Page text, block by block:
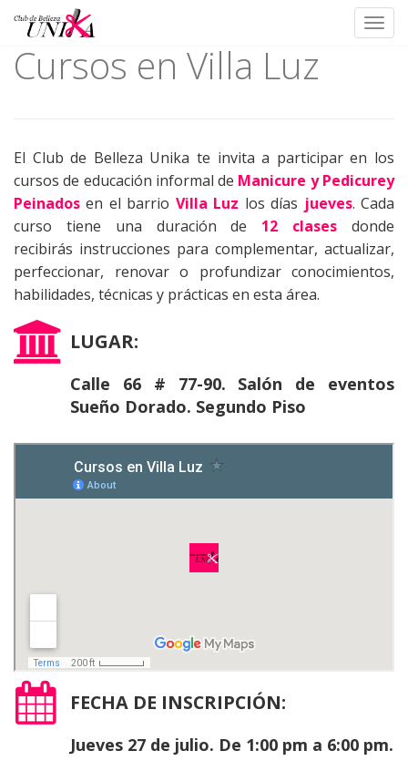
SkipCursos en Villa Luz
El Club de Belleza Unika te invita a participar en los
cursos de educación informal de Manicure y Pedicurey
Peinadosen el barrio Villa Luz los días jueves. Cada
curso tiene una duración de 12 clases donde
recibirás instrucciones para complementar, actualizar,
perfeccionar, renovar o profundizar conocimientos,
habilidades, técnicas y prácticas en esta área.
LUGAR:
Calle 66 # 77-90. Salón de eventos
Sueño Dorado. Segundo Piso
FECHA DE INSCRIPCIÓN:
Jueves 27 de julio. De 1:00 pm a 6:00 pm.